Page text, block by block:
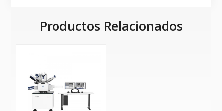
Productos Relacionados